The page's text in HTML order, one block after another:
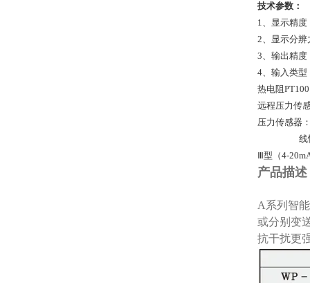
技术参数：
1、显示精度
2、显示分辨
3、输出精度
4、输入类型
热电阻
远程压力传
压力传感器
线性输入
Ⅲ型（4-
产品描述
A系列智
或分别变
抗干扰更强